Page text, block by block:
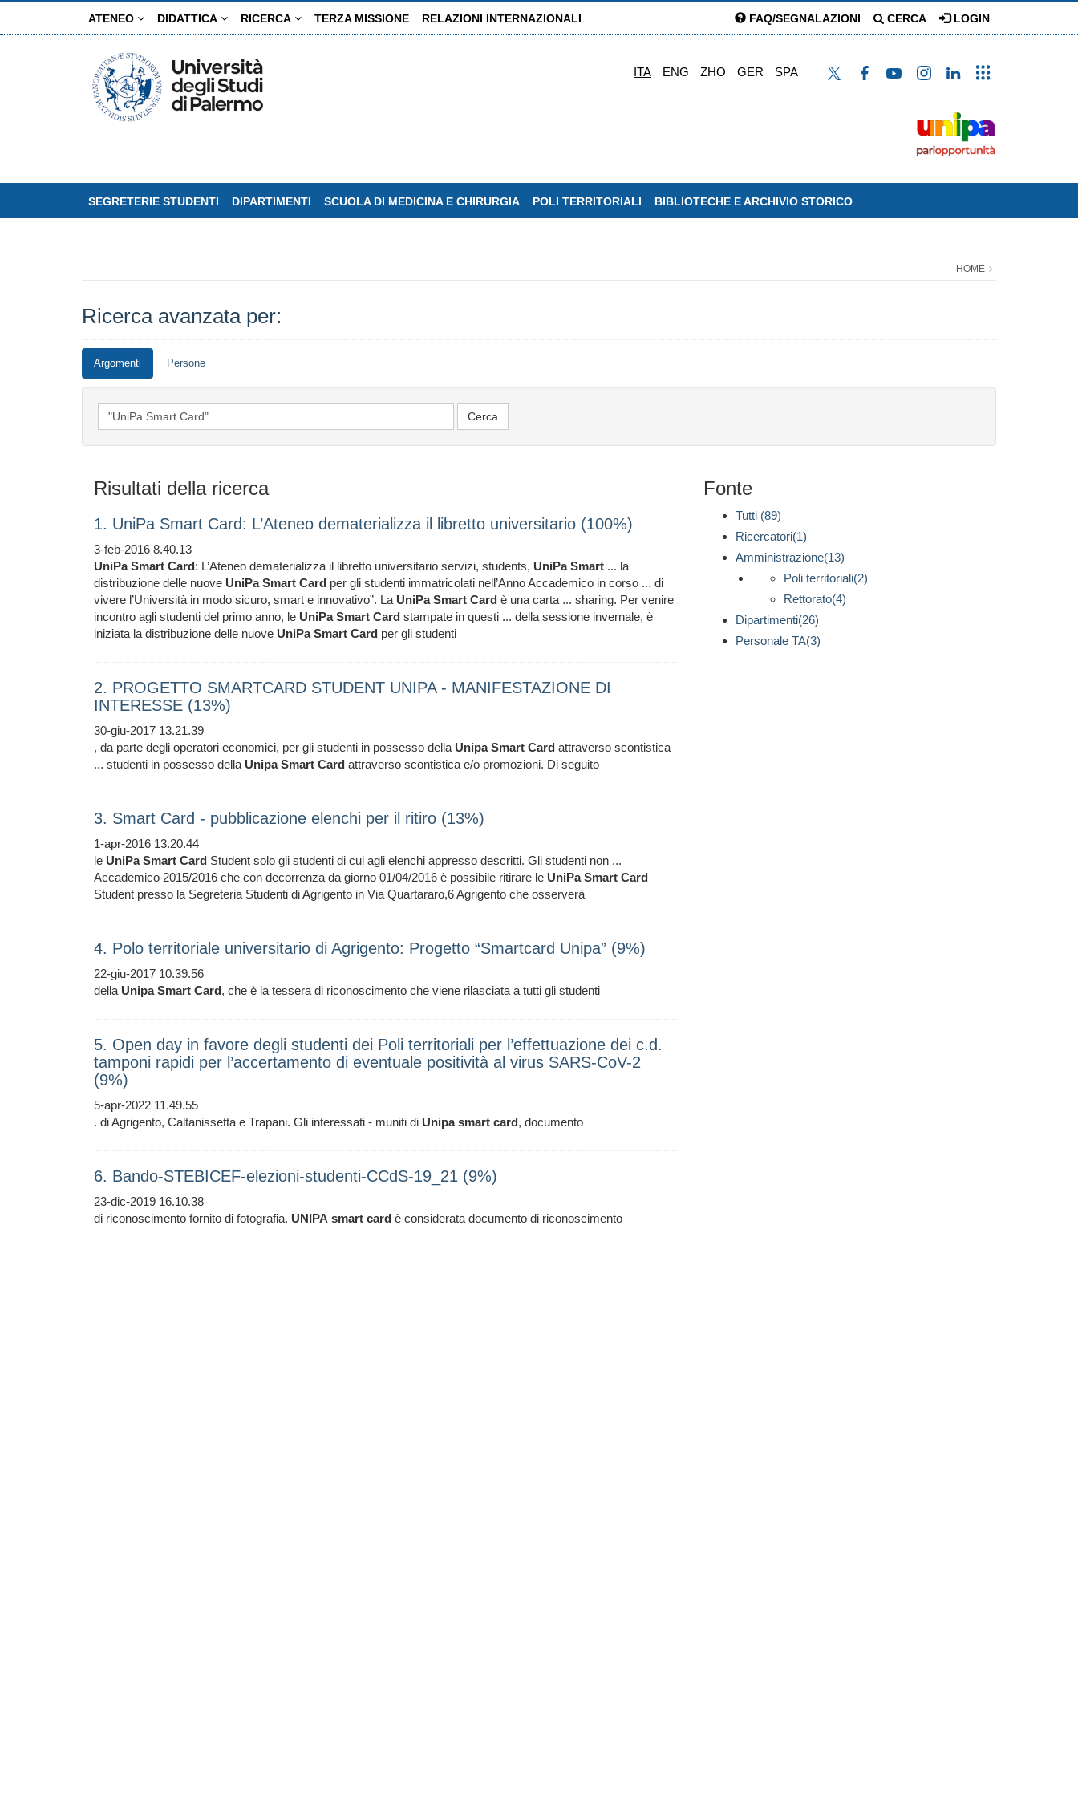
ATENEO DIDATTICA RICERCA TERZA MISSIONE RELAZIONI INTERNAZIONALI FAQ/SEGNALAZIONI CERCA LOGIN
ITA ENG ZHO GER SPA
SEGRETERIE STUDENTI DIPARTIMENTI SCUOLA DI MEDICINA E CHIRURGIA POLI TERRITORIALI BIBLIOTECHE E ARCHIVIO STORICO
HOME
Ricerca avanzata per:
Argomenti Persone
Risultati della ricerca
1. UniPa Smart Card: L’Ateneo dematerializza il libretto universitario (100%)
3-feb-2016 8.40.13
UniPa Smart Card: L’Ateneo dematerializza il libretto universitario servizi, students, UniPa Smart ... la
distribuzione delle nuove UniPa Smart Card per gli studenti immatricolati nell’Anno Accademico in corso ... di
vivere l’Università in modo sicuro, smart e innovativo”. La UniPa Smart Card è una carta ... sharing. Per venire
incontro agli studenti del primo anno, le UniPa Smart Card stampate in questi ... della sessione invernale, è
iniziata la distribuzione delle nuove UniPa Smart Card per gli studenti
2. PROGETTO SMARTCARD STUDENT UNIPA - MANIFESTAZIONE DI
INTERESSE (13%)
30-giu-2017 13.21.39
, da parte degli operatori economici, per gli studenti in possesso della Unipa Smart Card attraverso scontistica
... studenti in possesso della Unipa Smart Card attraverso scontistica e/o promozioni. Di seguito
3. Smart Card - pubblicazione elenchi per il ritiro (13%)
1-apr-2016 13.20.44
le UniPa Smart Card Student solo gli studenti di cui agli elenchi appresso descritti. Gli studenti non ...
Accademico 2015/2016 che con decorrenza da giorno 01/04/2016 è possibile ritirare le UniPa Smart Card
Student presso la Segreteria Studenti di Agrigento in Via Quartararo,6 Agrigento che osserverà
4. Polo territoriale universitario di Agrigento: Progetto “Smartcard Unipa” (9%)
22-giu-2017 10.39.56
della Unipa Smart Card, che è la tessera di riconoscimento che viene rilasciata a tutti gli studenti
5. Open day in favore degli studenti dei Poli territoriali per l’effettuazione dei c.d.
tamponi rapidi per l’accertamento di eventuale positività al virus SARS-CoV-2
(9%)
5-apr-2022 11.49.55
. di Agrigento, Caltanissetta e Trapani. Gli interessati - muniti di Unipa smart card, documento
6. Bando-STEBICEF-elezioni-studenti-CCdS-19_21 (9%)
23-dic-2019 16.10.38
di riconoscimento fornito di fotografia. UNIPA smart card è considerata documento di riconoscimento
Fonte
Tutti (89)
Ricercatori(1)
Amministrazione(13)
Poli territoriali(2)
Rettorato(4)
Dipartimenti(26)
Personale TA(3)